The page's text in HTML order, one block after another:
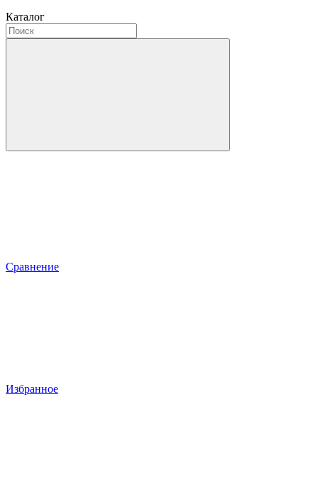
Каталог
Сравнение
Избранное